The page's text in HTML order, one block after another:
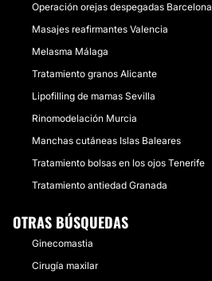
Operación orejas despegadas Barcelona
Masajes reafirmantes Valencia
Melasma Málaga
Tratamiento granos Alicante
Lipofilling de mamas Sevilla
Rinomodelación Murcia
Manchas cutáneas Islas Baleares
Tratamiento bolsas en los ojos Tenerife
Tratamiento antiedad Granada
OTRAS BÚSQUEDAS
Ginecomastia
Cirugía maxilar